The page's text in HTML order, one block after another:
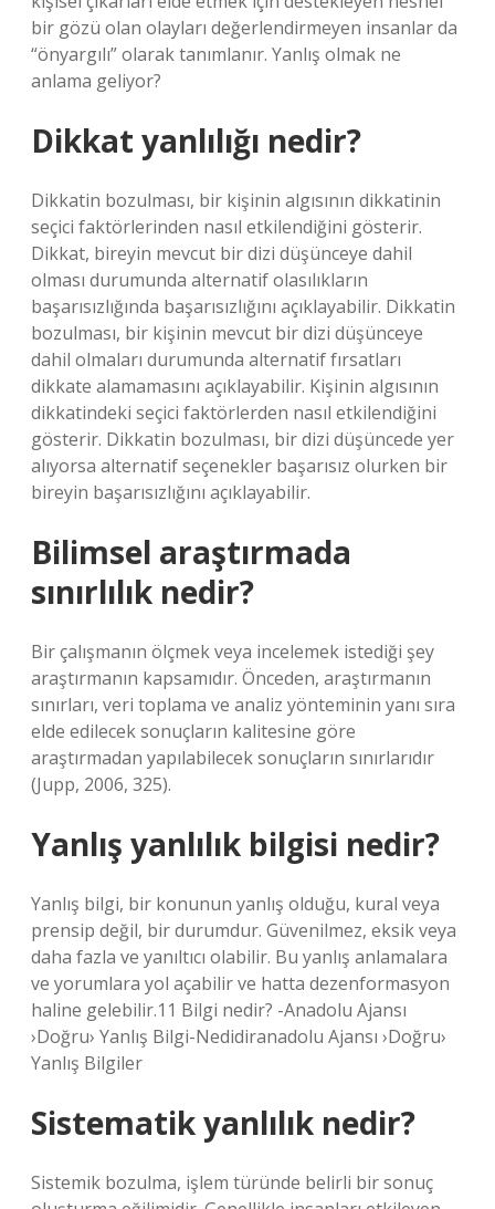
bir gözü olan olayları değerlendirmeyen insanlar da
“önyargılı” olarak tanımlanır. Yanlış olmak ne
anlama geliyor?
Dikkat yanlılığı nedir?
Dikkatin bozulması, bir kişinin algısının dikkatinin
seçici faktörlerinden nasıl etkilendiğini gösterir.
Dikkat, bireyin mevcut bir dizi düşünceye dahil
olması durumunda alternatif olasılıkların
başarısızlığında başarısızlığını açıklayabilir. Dikkatin
bozulması, bir kişinin mevcut bir dizi düşünceye
dahil olmaları durumunda alternatif fırsatları
dikkate alamamasını açıklayabilir. Kişinin algısının
dikkatindeki seçici faktörlerden nasıl etkilendiğini
gösterir. Dikkatin bozulması, bir dizi düşüncede yer
alıyorsa alternatif seçenekler başarısız olurken bir
bireyin başarısızlığını açıklayabilir.
Bilimsel araştırmada
sınırlılık nedir?
Bir çalışmanın ölçmek veya incelemek istediği şey
araştırmanın kapsamıdır. Önceden, araştırmanın
sınırları, veri toplama ve analiz yönteminin yanı sıra
elde edilecek sonuçların kalitesine göre
araştırmadan yapılabilecek sonuçların sınırlarıdır
(Jupp, 2006, 325).
Yanlış yanlılık bilgisi nedir?
Yanlış bilgi, bir konunun yanlış olduğu, kural veya
prensip değil, bir durumdur. Güvenilmez, eksik veya
daha fazla ve yanıltıcı olabilir. Bu yanlış anlamalara
ve yorumlara yol açabilir ve hatta dezenformasyon
haline gelebilir.11 Bilgi nedir? -Anadolu Ajansı
›Doğru› Yanlış Bilgi-Nedidiranadolu Ajansı ›Doğru›
Yanlış Bilgiler
Sistematik yanlılık nedir?
Sistemik bozulma, işlem türünde belirli bir sonuç